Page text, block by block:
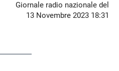
Giornale radio nazionale del
13 Novembre 2023 18:31